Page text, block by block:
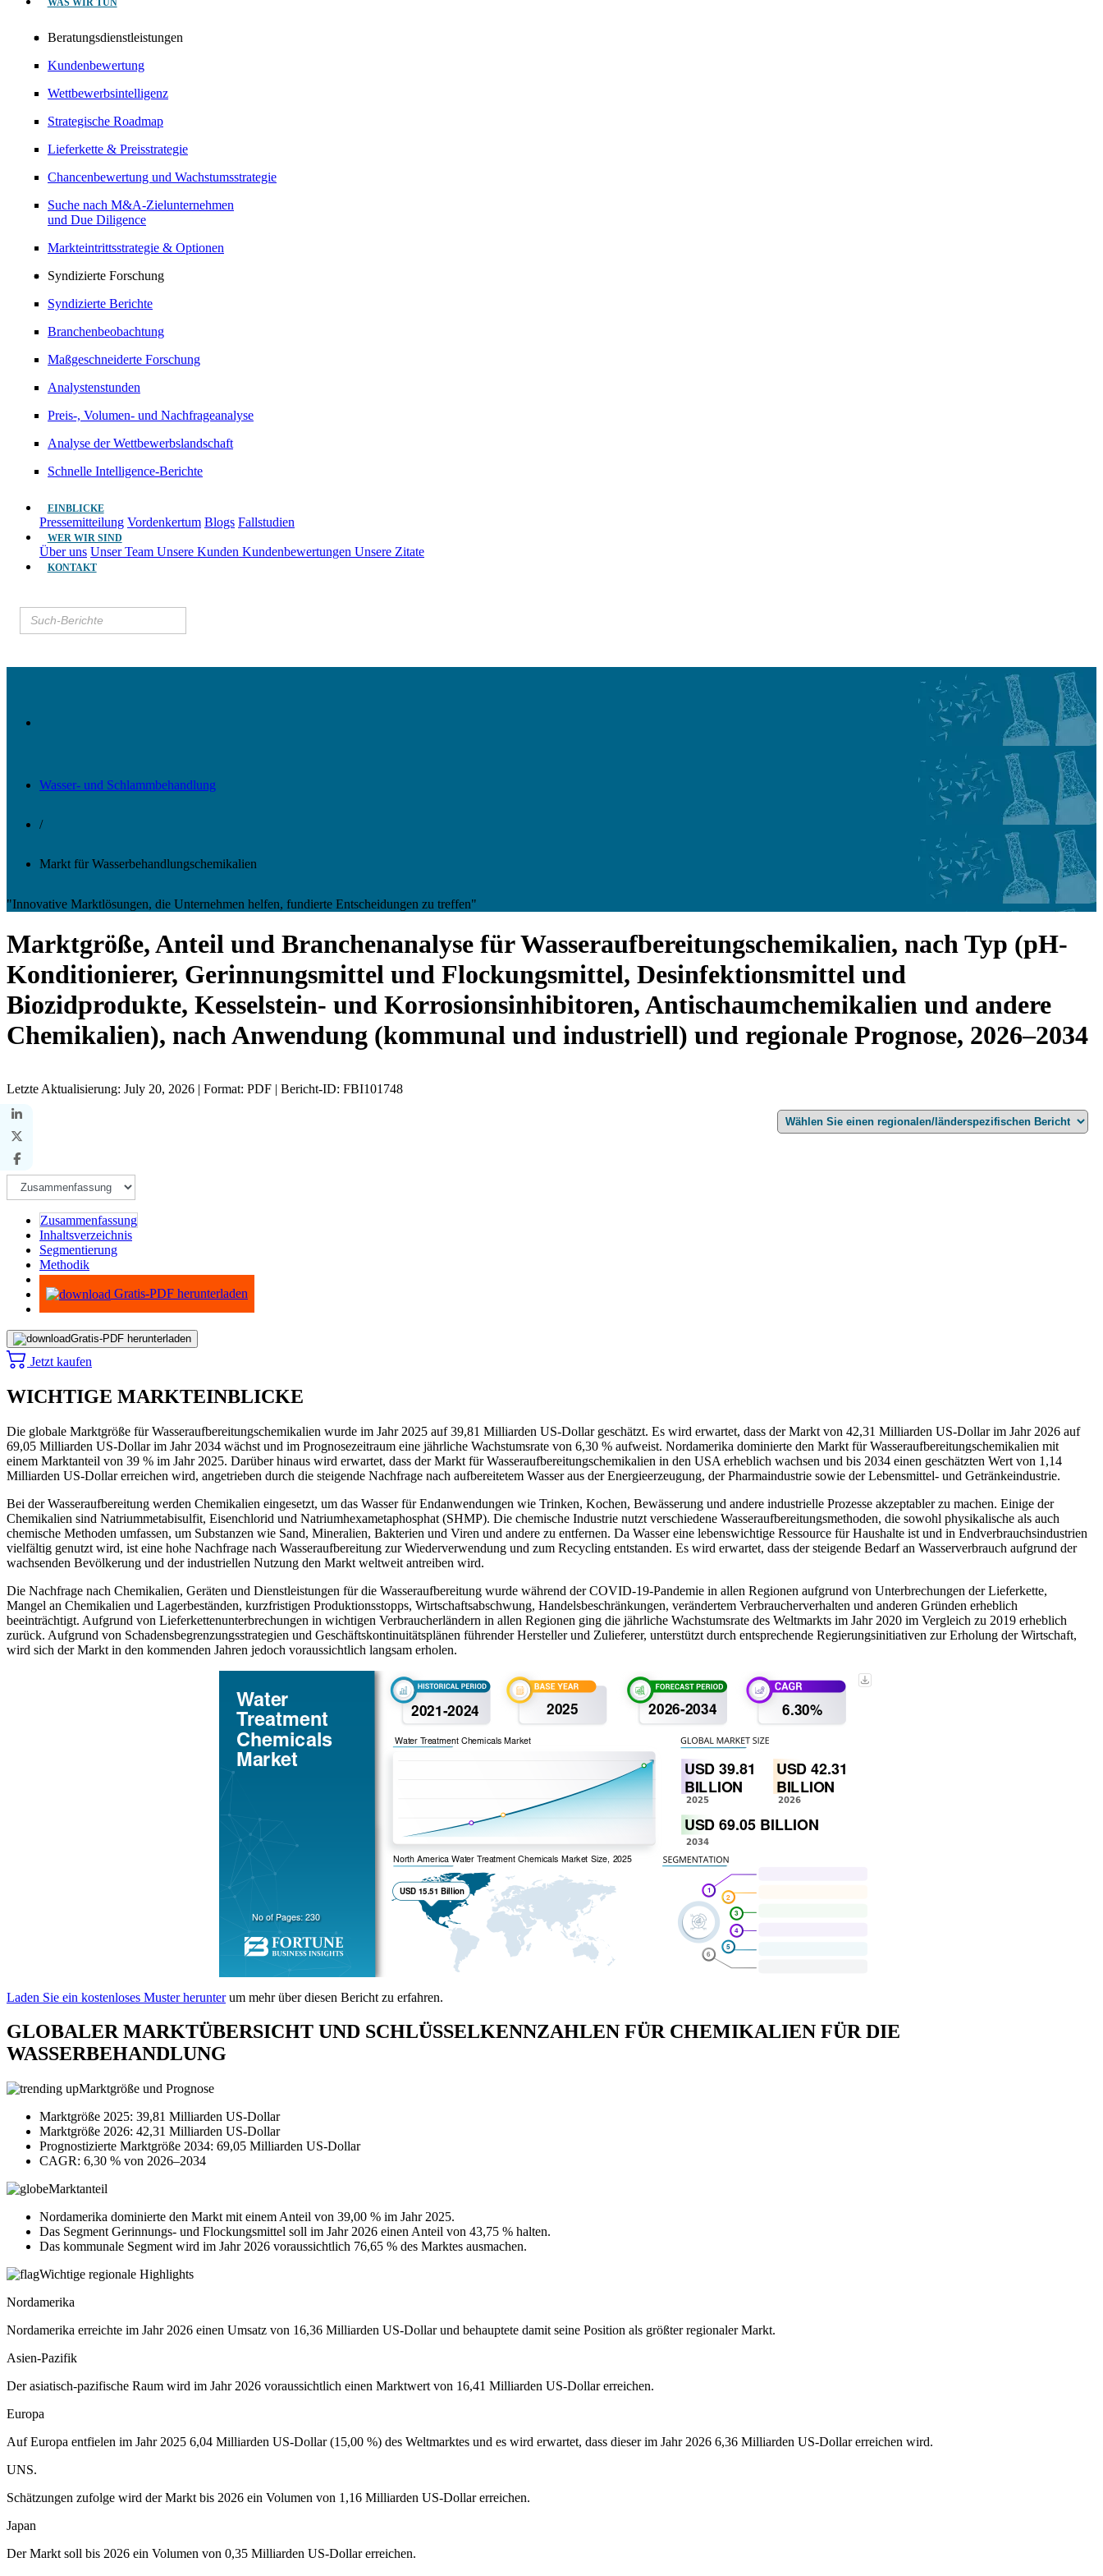
WAS WIR TUN
Beratungsdienstleistungen
Kundenbewertung
Wettbewerbsintelligenz
Strategische Roadmap
Lieferkette & Preisstrategie
Chancenbewertung und Wachstumsstrategie
Suche nach M&A-Zielunternehmen
und Due Diligence
Markteintrittsstrategie & Optionen
Syndizierte Forschung
Syndizierte Berichte
Branchenbeobachtung
Maßgeschneiderte Forschung
Analystenstunden
Preis-, Volumen- und Nachfrageanalyse
Analyse der Wettbewerbslandschaft
Schnelle Intelligence-Berichte
EINBLICKE
Pressemitteilung Vordenkertum Blogs Fallstudien
WER WIR SIND
Über uns Unser Team Unsere Kunden Kundenbewertungen Unsere Zitate
KONTAKT
Wasser- und Schlammbehandlung
/
Markt für Wasserbehandlungschemikalien
"Innovative Marktlösungen, die Unternehmen helfen, fundierte Entscheidungen zu treffen"
Marktgröße, Anteil und Branchenanalyse für Wasseraufbereitungschemikalien, nach Typ (pH-
Konditionierer, Gerinnungsmittel und Flockungsmittel, Desinfektionsmittel und
Biozidprodukte, Kesselstein- und Korrosionsinhibitoren, Antischaumchemikalien und andere
Chemikalien), nach Anwendung (kommunal und industriell) und regionale Prognose, 2026–2034
Letzte Aktualisierung: July 20, 2026 | Format: PDF | Bericht-ID: FBI101748
Zusammenfassung
Inhaltsverzeichnis
Segmentierung
Methodik
Infografiken
Gratis-PDF herunterladen
Gratis-PDF herunterladen
Jetzt kaufen
WICHTIGE MARKTEINBLICKE
Die globale Marktgröße für Wasseraufbereitungschemikalien wurde im Jahr 2025 auf 39,81 Milliarden US-Dollar geschätzt. Es wird erwartet, dass der Markt von 42,31 Milliarden US-Dollar im Jahr 2026 auf
69,05 Milliarden US-Dollar im Jahr 2034 wächst und im Prognosezeitraum eine jährliche Wachstumsrate von 6,30 % aufweist. Nordamerika dominierte den Markt für Wasseraufbereitungschemikalien mit
einem Marktanteil von 39 % im Jahr 2025. Darüber hinaus wird erwartet, dass der Markt für Wasseraufbereitungschemikalien in den USA erheblich wachsen und bis 2034 einen geschätzten Wert von 1,14
Milliarden US-Dollar erreichen wird, angetrieben durch die steigende Nachfrage nach aufbereitetem Wasser aus der Energieerzeugung, der Pharmaindustrie sowie der Lebensmittel- und Getränkeindustrie.
Bei der Wasseraufbereitung werden Chemikalien eingesetzt, um das Wasser für Endanwendungen wie Trinken, Kochen, Bewässerung und andere industrielle Prozesse akzeptabler zu machen. Einige der
Chemikalien sind Natriummetabisulfit, Eisenchlorid und Natriumhexametaphosphat (SHMP). Die chemische Industrie nutzt verschiedene Wasseraufbereitungsmethoden, die sowohl physikalische als auch
chemische Methoden umfassen, um Substanzen wie Sand, Mineralien, Bakterien und Viren und andere zu entfernen. Da Wasser eine lebenswichtige Ressource für Haushalte ist und in Endverbrauchsindustrien
vielfältig genutzt wird, ist eine hohe Nachfrage nach Wasseraufbereitung zur Wiederverwendung und zum Recycling entstanden. Es wird erwartet, dass der steigende Bedarf an Wasserverbrauch aufgrund der
wachsenden Bevölkerung und der industriellen Nutzung den Markt weltweit antreiben wird.
Die Nachfrage nach Chemikalien, Geräten und Dienstleistungen für die Wasseraufbereitung wurde während der COVID-19-Pandemie in allen Regionen aufgrund von Unterbrechungen der Lieferkette,
Mangel an Chemikalien und Lagerbeständen, kurzfristigen Produktionsstopps, Wirtschaftsabschwung, Handelsbeschränkungen, verändertem Verbraucherverhalten und anderen Gründen erheblich
beeinträchtigt. Aufgrund von Lieferkettenunterbrechungen in wichtigen Verbraucherländern in allen Regionen ging die jährliche Wachstumsrate des Weltmarkts im Jahr 2020 im Vergleich zu 2019 erheblich
zurück. Aufgrund von Schadensbegrenzungsstrategien und Geschäftskontinuitätsplänen führender Hersteller und Zulieferer, unterstützt durch entsprechende Regierungsinitiativen zur Erholung der Wirtschaft,
wird sich der Markt in den kommenden Jahren jedoch voraussichtlich langsam erholen.
Laden Sie ein kostenloses Muster herunterum mehr über diesen Bericht zu erfahren.
GLOBALER MARKTÜBERSICHT UND SCHLÜSSELKENNZAHLEN FÜR CHEMIKALIEN FÜR DIE
WASSERBEHANDLUNG
Marktgröße und Prognose
Marktgröße 2025: 39,81 Milliarden US-Dollar
Marktgröße 2026: 42,31 Milliarden US-Dollar
Prognostizierte Marktgröße 2034: 69,05 Milliarden US-Dollar
CAGR: 6,30 % von 2026–2034
Marktanteil
Nordamerika dominierte den Markt mit einem Anteil von 39,00 % im Jahr 2025.
Das Segment Gerinnungs- und Flockungsmittel soll im Jahr 2026 einen Anteil von 43,75 % halten.
Das kommunale Segment wird im Jahr 2026 voraussichtlich 76,65 % des Marktes ausmachen.
Wichtige regionale Highlights
Nordamerika
Nordamerika erreichte im Jahr 2026 einen Umsatz von 16,36 Milliarden US-Dollar und behauptete damit seine Position als größter regionaler Markt.
Asien-Pazifik
Der asiatisch-pazifische Raum wird im Jahr 2026 voraussichtlich einen Marktwert von 16,41 Milliarden US-Dollar erreichen.
Europa
Auf Europa entfielen im Jahr 2025 6,04 Milliarden US-Dollar (15,00 %) des Weltmarktes und es wird erwartet, dass dieser im Jahr 2026 6,36 Milliarden US-Dollar erreichen wird.
UNS.
Schätzungen zufolge wird der Markt bis 2026 ein Volumen von 1,16 Milliarden US-Dollar erreichen.
Japan
Der Markt soll bis 2026 ein Volumen von 0,35 Milliarden US-Dollar erreichen.